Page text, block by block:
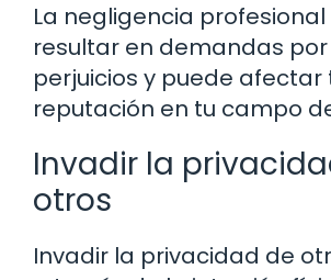
La negligencia
resultar en demandas
perjuicios y puede afectar
reputación en tu campo
Invadir la
otros
Invadir la privacidad de